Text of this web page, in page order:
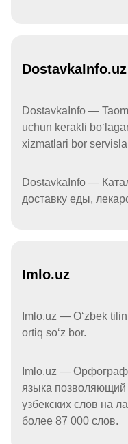
DostavkaInfo.uz
DostavkaInfo —
uchun kerakli
xizmatlari bor
DostavkaInfo —
доставку еды,
Imlo.uz
Imlo.uz — Oʻzbek
ortiq soʻz bor.
Imlo.uz —
языка позволяющий
узбекских слов на
более 87 000 слов.